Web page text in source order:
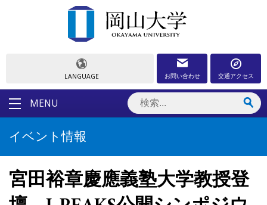
LANGUAGE お問い合わせ 交通アクセス
MENU
イベント情報
宮田裕章慶應義塾大学教授登